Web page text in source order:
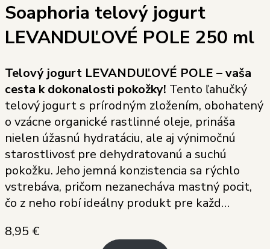
Soaphoria telový jogurt
LEVANDUĽOVÉ POLE 250 ml
Telový jogurt LEVANDUĽOVÉ POLE – vaša
cesta k dokonalosti pokožky! Tento ľahučký
telový jogurt s prírodným zložením, obohatený
o vzácne organické rastlinné oleje, prináša
nielen úžasnú hydratáciu, ale aj výnimočnú
starostlivosť pre dehydratovanú a suchú
pokožku. Jeho jemná konzistencia sa rýchlo
vstrebáva, pričom nezanecháva mastný pocit,
čo z neho robí ideálny produkt pre každ…
8,95 €